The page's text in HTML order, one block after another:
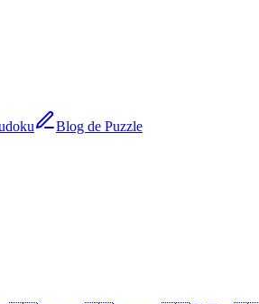
Blog de Puzzle